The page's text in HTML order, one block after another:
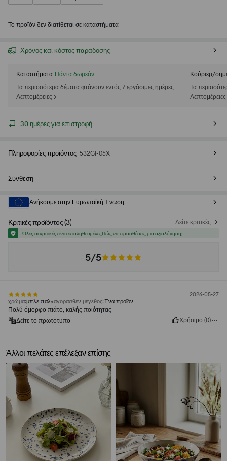
Το προϊόν δεν διατίθεται σε καταστήματα
Χρόνος και κόστος παράδοσης
Καταστήματα Πάντα δωρεάν
Τα περισσότερα δέματα φτάνουν εντός 7 εργάσιμες ημέρες
Λεπτομέρειες >
Κούριερ/
Τα
Λεπτομέρειες
30 ημέρες για επιστροφή
Πληροφορίες προϊόντος 532GI-05X
Σύνθεση
Ανήκουμε στην Ευρωπαϊκή Ένωση
Κριτικές προϊόντος(3) Δείτε κριτικές
Όλες οι κριτικές είναι επαληθευμένεςΠώς να προσθέσεις μια αξιολόγηση;
5/5
2026-05-27
χρώμα:μπλε παλ αγορασθέν μέγεθος:Ένα προϊόν
Πολύ όμορφο πιάτο, καλής ποιότητας
Δείτε το πρωτότυπο
Χρήσιμο (0)
Άλλοι πελάτες επέλεξαν επίσης